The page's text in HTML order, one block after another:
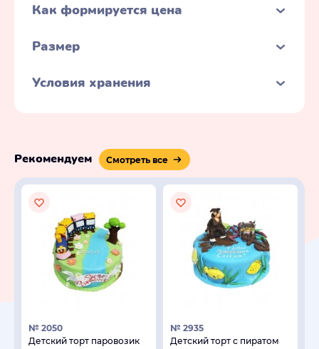
Как формируется цена
Размер
Условия хранения
Рекомендуем Смотреть все
№ 2050
Детский торт паровозик
№ 2935
Детский торт с пиратом